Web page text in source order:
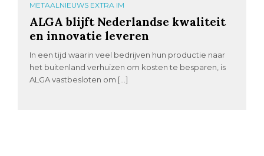
METAALNIEUWS EXTRA IM
ALGA blijft Nederlandse kwaliteit
en innovatie leveren
In een tijd waarin veel bedrijven hun productie naar
het buitenland verhuizen om kosten te besparen, is
ALGA vastbesloten om […]